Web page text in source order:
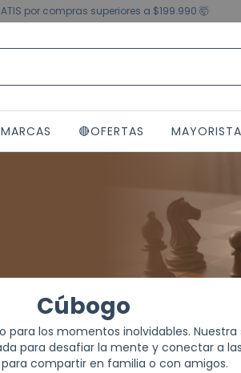
por compras superiores a $199.990 🤯
🔴OFERTAS
Cúbogo
los momentos inolvidables.
para desafiar la mente y conectar a
compartir en familia o con amigos.